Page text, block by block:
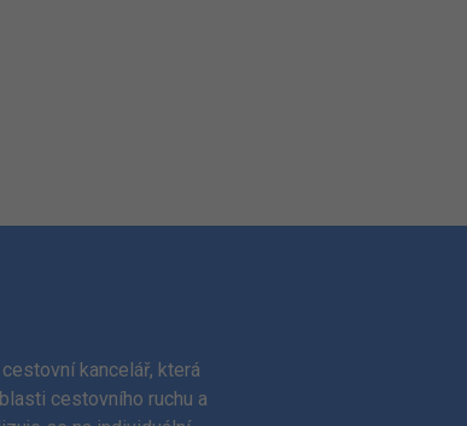
kancelář, která
cestovního ruchu a